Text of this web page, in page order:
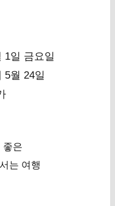
1일 금요일
5월 24일
좋은
는 여행